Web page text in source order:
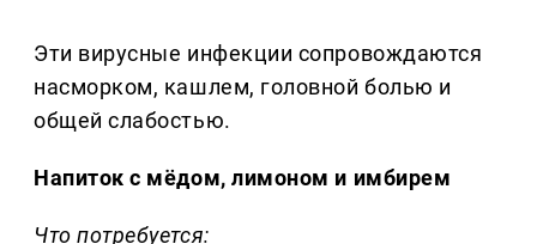
Эти вирусные инфекции сопровождаются
насморком, кашлем, головной болью и
общей слабостью.
Напиток с мёдом, лимоном и имбирем
Что потребуется: